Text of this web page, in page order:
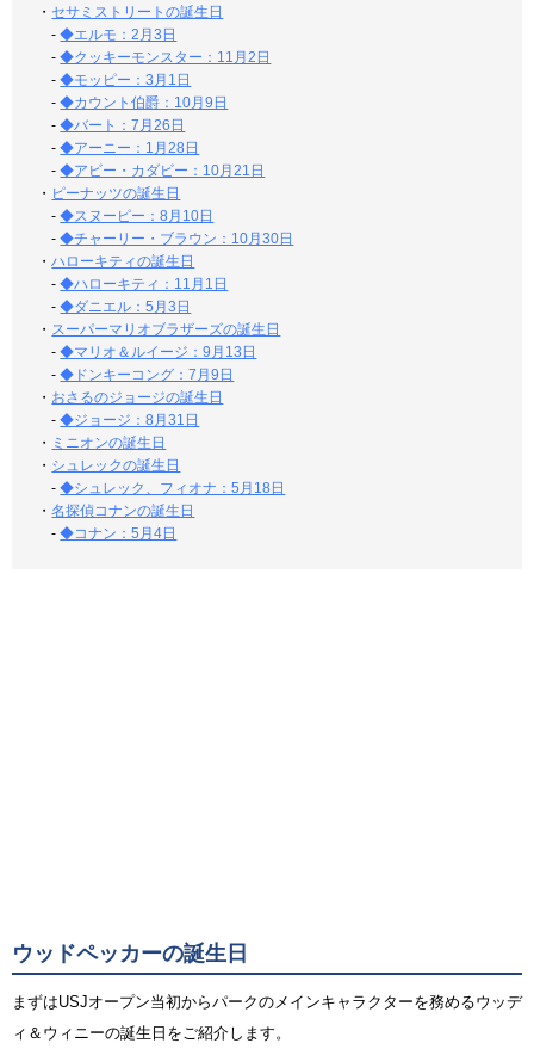
・ セサミストリートの誕生日
-◆エルモ：2月3日
-◆クッキーモンスター：11月2日
-◆モッピー：3月1日
-◆カウント伯爵：10月9日
-◆バート：7月26日
-◆アーニー：1月28日
-◆アビー・カダビー：10月21日
・ ピーナッツの誕生日
-◆スヌーピー：8月10日
-◆チャーリー・ブラウン：10月30日
・ハローキティの誕生日
-◆ハローキティ：11月1日
-◆ダニエル：5月3日
・ スーパーマリオブラザーズの誕生日
-◆マリオ＆ルイージ：9月13日
-◆ドンキーコング：7月9日
・ おさるのジョージの誕生日
-◆ジョージ：8月31日
・ ミニオンの誕生日
・ シュレックの誕生日
-◆シュレック、フィオナ：5月18日
・名探偵コナンの誕生日
-◆コナン：5月4日
ウッドペッカーの誕生日
まずはUSJオープン当初からパークのメインキャラクターを務めるウッデ
ィ＆ウィニーの誕生日をご紹介します。